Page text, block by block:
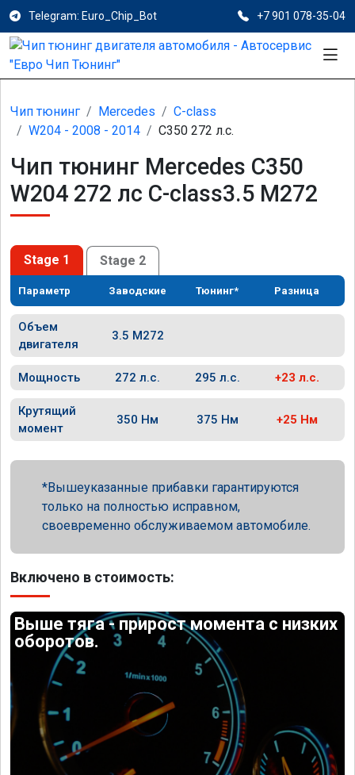
Telegram: Euro_Chip_Bot +7 901 078-35-04
Чип тюнинг Mercedes
C-class
W204 - 2008 - 2014
C350 272 л.с.
Чип тюнинг Mercedes C350
W204 272 лс C-class3.5 M272
Stage 1 Stage 2
Параметр Заводские Тюнинг* Разница
Объем
двигателя
3.5 M272
Мощность 272 л.с. 295 л.с. +23 л.с.
Крутящий
момент
350 Нм 375 Нм +25 Нм
Вышеуказанные прибавки гарантируются
только на полностью исправном,
своевременно обслуживаемом автомобиле.
Включено в стоимость:
Выше тяга - прирост момента с низких
оборотов.